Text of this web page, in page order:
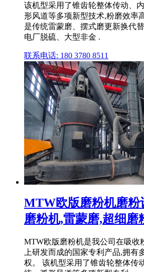
该机型采用了锥齿轮整体传动、
形风道等多项新型技术,粉磨效率
是传统雷蒙磨、摆式磨更新换代
电厂脱硫、大型非金 .
联系电话: 180 3780 8511
MTW欧版磨粉机磨粉
磨粉机,雷蒙磨,超细磨
MTW欧版磨粉机是我公司在吸收
上研发而成的国家专利产品,拥有
权。 该机型采用了锥齿轮整体传